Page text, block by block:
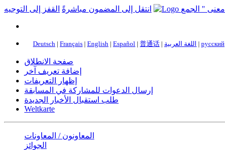
انتقل إلى المضمون مباشرةً القفز إلى التوجيه
Deutsch | Français | English | Español | 普通话 | اللغة العربية | русский
صفحة الانطلاق
إضافة تعريف آخر
إظهار التعريفات
إرسال الدعوات للمشاركة في المسابقة
طلب استقبال الأخبار الجديدة
Weltkarte
المعاونون / المعاونات
الجوائز